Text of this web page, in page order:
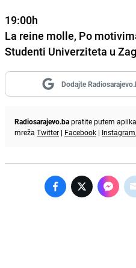
19:00h
La reine molle, Po
Studenti Univerziteta u
Dodajte
Radiosarajevo.bapratite putem
mreža Twitter | Facebook | Instagram